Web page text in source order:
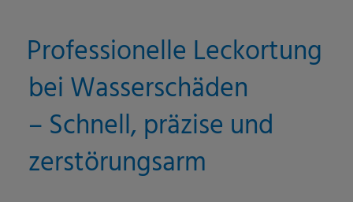
Professionelle Leckortung
bei Wasserschäden
– Schnell, präzise und
zerstörungsarm